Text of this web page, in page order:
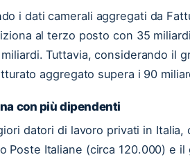
i dati camerali aggregati da
al terzo posto con 35
Tuttavia, considerando il
aggregato supera i 90
con più dipendenti
datori di lavoro privati in
Poste Italiane (circa 120.000) e